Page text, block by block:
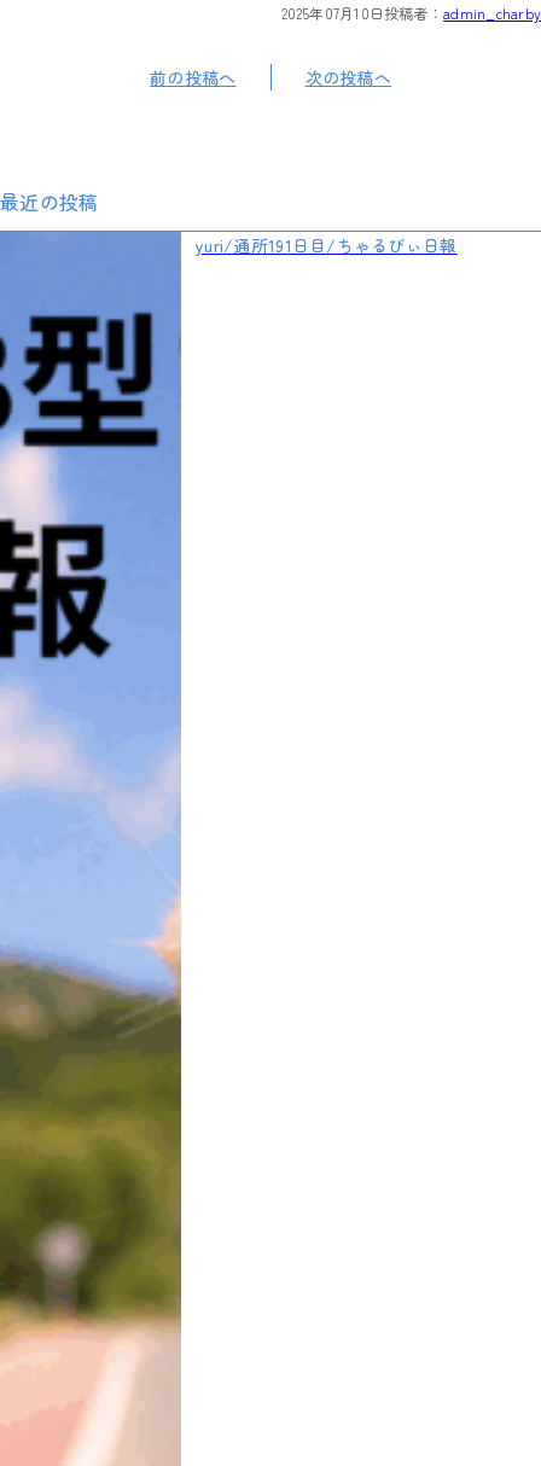
2025年07月10日投稿者：admin_charby
前の投稿へ 次の投稿へ
最近の投稿
yuri/通所191日目/ちゃるびぃ日報